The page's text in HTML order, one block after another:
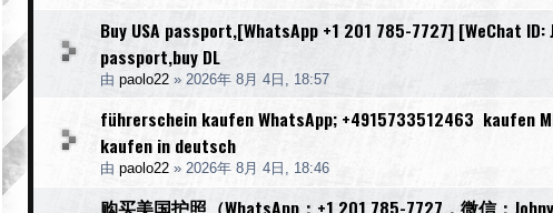
Buy USA passport,[WhatsApp +1 201 785-7727] [WeChat
passport,buy DL
由 paolo22 » 2026年 8月 4日, 18:57
führerschein kaufen WhatsApp; +4915733512463 kaufen
kaufen in deutsch
由 paolo22 » 2026年 8月 4日, 18:46
购买美国护照（WhatsApp：+1 201 785-7727，微信：